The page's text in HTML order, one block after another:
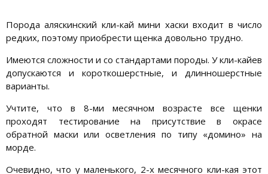
Порода аляскинский кли-кай мини хаски входит в число
редких, поэтому приобрести щенка довольно трудно.
Имеются сложности и со стандартами породы. У кли-кайев
допускаются и короткошерстные, и длинношерстные
варианты.
Учтите, что в 8-ми месячном возрасте все щенки
проходят тестирование на присутствие в окрасе
обратной маски или осветления по типу «домино» на
морде.
Очевидно, что у маленького, 2-х месячного кли-кая этот